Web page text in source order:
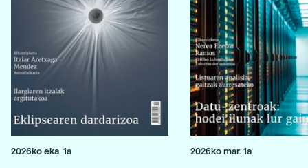
2026ko eka. 1a 2026ko mar. 1a